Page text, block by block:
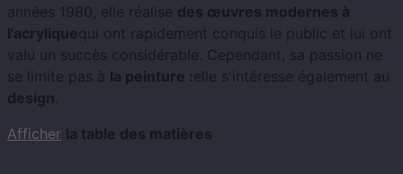
années 1980, elle réalise des œuvres modernes à
l'acryliquequi ont rapidement conquis le public et lui ont
valu un succès considérable. Cependant, sa passion ne
se limite pas à la peinture :elle s'intéresse également au
design.
Afficher la table des matières